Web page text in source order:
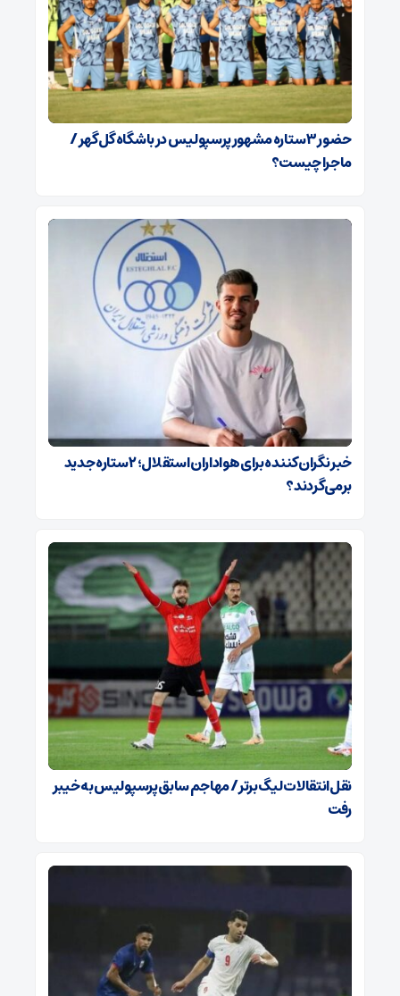
حضور ۳ ستاره مشهور پرسپولیس در باشگاه گل‌گهر /
ماجرا چیست؟
خبر نگران‌کننده برای هواداران استقلال؛ ۲ ستاره جدید
برمی‌گردند؟
نقل‌انتقالات لیگ برتر / مهاجم سابق پرسپولیس به خیبر
رفت